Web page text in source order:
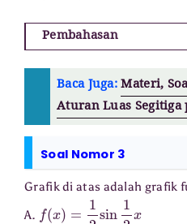
Pembahasan
Baca Juga:Materi,
Aturan Luas
Soal Nomor 3
Grafik di atas adalah grafik
A. f(x )= sin 1 x